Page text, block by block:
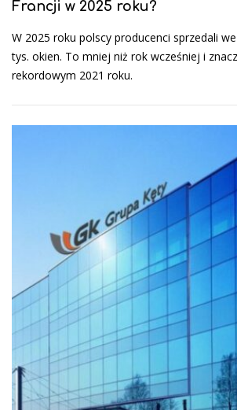
Francji w 2025 roku?
W 2025 roku polscy producenci sprzedali
tys. okien. To mniej niż rok wcześniej i
rekordowym 2021 roku.